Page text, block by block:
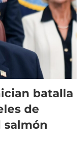
batalla
de
salmón